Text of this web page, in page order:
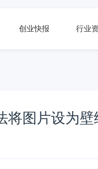
创业快报 行业
将图片设为